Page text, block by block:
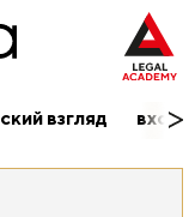
взгляд вход/